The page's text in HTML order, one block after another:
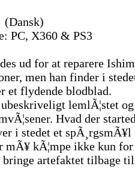
(Dansk)
PC, X360 & PS3
ud for at reparere
men han finder i
et flydende blodblad.
lemlÃ¦stet og
Hvad der
i stedet et spÃ¸rgsmÃ¥l
kÃ¦mpe ikke kun for
artefaktet tilbage til